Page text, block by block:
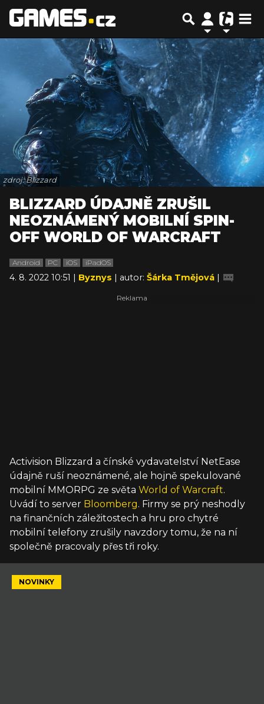
zdroj: Blizzard
BLIZZARD ÚDAJNĚ ZRUŠIL
NEOZNÁMENÝ MOBILNÍ SPIN-
OFF WORLD OF WARCRAFT
Android PC iOS iPadOS
4. 8. 2022 10:51 | Byznys | autor: Šárka Tmějová |
Activision Blizzard a čínské vydavatelství NetEase
údajně ruší neoznámené, ale hojně spekulované
mobilní MMORPG ze světa World of Warcraft.
Uvádí to server Bloomberg. Firmy se prý neshodly
na finančních záležitostech a hru pro chytré
mobilní telefony zrušily navzdory tomu, že na ní
společně pracovaly přes tři roky.
NOVINKY